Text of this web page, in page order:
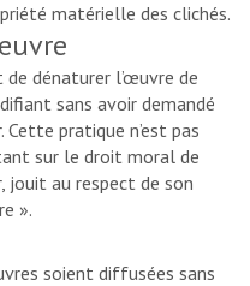
matérielle des clichés.
dénaturer l’œuvre de
sans avoir demandé
Cette pratique n’est pas
sur le droit moral de
jouit au respect de son
».
soient diffusées sans